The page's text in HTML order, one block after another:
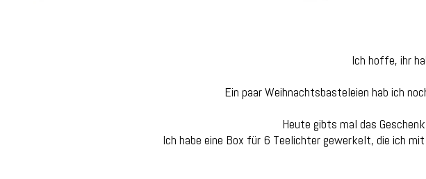
Ich hoffe, ihr
Ein paar Weihnachtsbasteleien hab ich
Heute gibts mal das
Ich habe eine Box für 6 Teelichter gewerkelt, die ich